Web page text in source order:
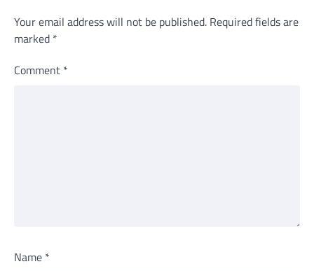
Your email address will not be published. Required fields are
marked *
Comment *
Name *